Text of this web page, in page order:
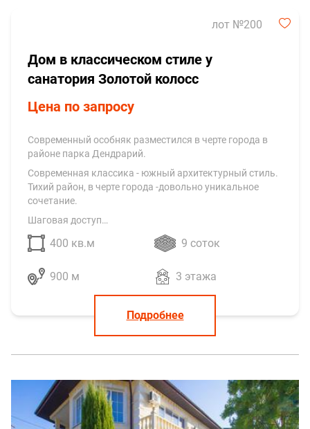
лот №200
Дом в классическом стиле у
санатория Золотой колосс
Цена по запросу
Современный особняк разместился в черте города в
районе парка Дендрарий.
Современная классика - южный архитектурный стиль.
Тихий район, в черте города -довольно уникальное
сочетание.
Шаговая доступ…
400 кв.м 9 соток
900 м 3 этажа
Подробнее